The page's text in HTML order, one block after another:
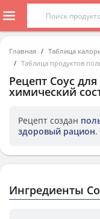
Главная
Таблица
Таблица продуктов
Рецепт Соус
химический
Рецепт создан
здоровый рацион.
Ингредиенты